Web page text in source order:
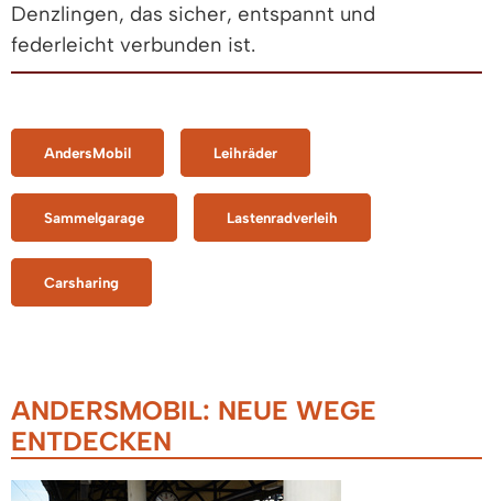
Denzlingen, das sicher, entspannt und
federleicht verbunden ist.
AndersMobil Leihräder
Sammelgarage Lastenradverleih
Carsharing
ANDERSMOBIL: NEUE WEGE
ENTDECKEN